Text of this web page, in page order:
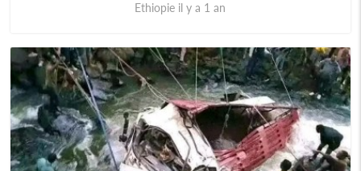
Ethiopie il y a 1 an